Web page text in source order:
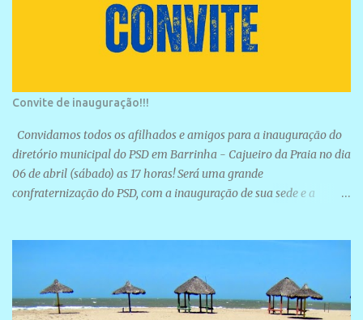
Convite de inauguração!!!
Convidamos todos os afilhados e amigos para a inauguração do
diretório municipal do PSD em Barrinha - Cajueiro da Praia no dia
06 de abril (sábado) as 17 horas! Será uma grande
confraternização do PSD, com a inauguração de sua sede e a